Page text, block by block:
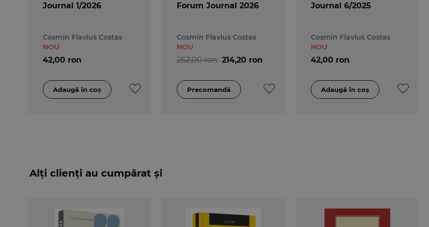
Journal 1/2026
Cosmin Flavius Costas
42,00 ron
NOU
Forum Journal 2026
Cosmin Flavius Costas
252,00 ron 214,20 ron
NOU
Journal 6/2025
Cosmin Flavius Costas
42,00 ron
NOU
Alți clienți au cumpărat și